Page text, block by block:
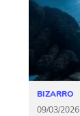
BIZARRO
09/03/2026